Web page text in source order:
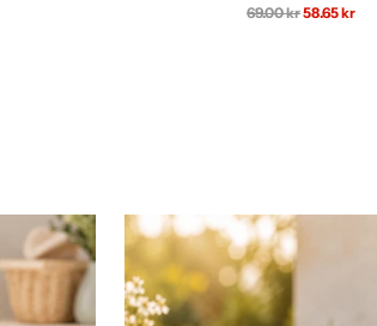
Ordinarie
69.00 kr58.65 kr